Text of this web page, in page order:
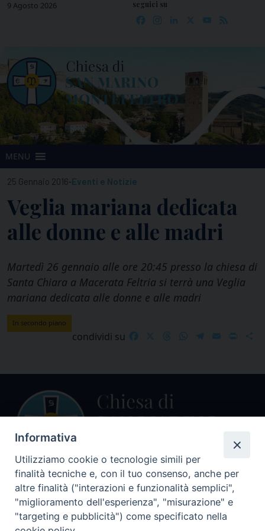
Skip9 Agosto 2026 seguici su
Facebook
Instagram
LinkedIn YouTube
MENU
25 Gennaio 2016-Eventi e Notizie
Veglia mariana dedicata
alle donne e alle madri
Martedì 26 gennaio alle ore 20:45 presso la chiesa di
Santa Chiara a Macerata Feltria si terrà una Veglia
mariana dedicata alle donne e alle madri
In secondo piano
condividi su FacebookThreadsWhatsApp
Telegram
EmailPrint
Centralino Curia Vescovile
0541 913711
Indirizzo
Informativa
Utilizziamo cookie o tecnologie simili per
finalità tecniche e, con il tuo consenso, anche per
altre finalità ("interazioni e funzionalità semplici",
"miglioramento dell'esperienza", "misurazione" e
"targeting e pubblicità") come specificato nella